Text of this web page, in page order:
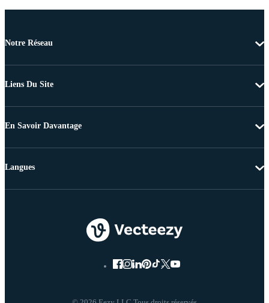
Notre Réseau
Liens Du Site
En Savoir Davantage
Langues